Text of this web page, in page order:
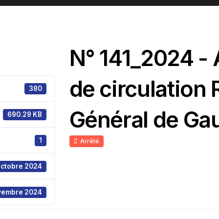
380
690.29 KB
1
2024
2024
N° 141_2024
de circulation
Général de
Arrêté